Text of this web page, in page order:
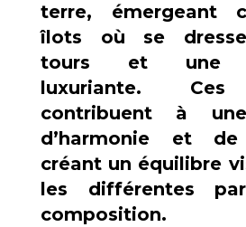
terre, émergeant
îlots où se
tours et une
luxuriante. Ces
contribuent à
d’harmonie et de
créant un équilibre
les différentes
composition.